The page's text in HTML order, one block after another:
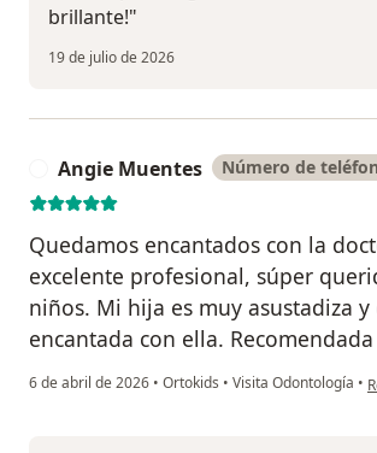
brillante!"
19 de julio de 2026
Angie Muentes Número de
Quedamos encantados con la
excelente profesional, súper
niños. Mi hija es muy asustadiza y
encantada con ella.
6 de abril de 2026 • Ortokids • Visita Odontología •